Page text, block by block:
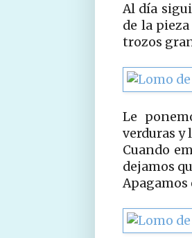
Al día
de la
trozos
Le
verduras y
Cuando
dejamos
Apagamos